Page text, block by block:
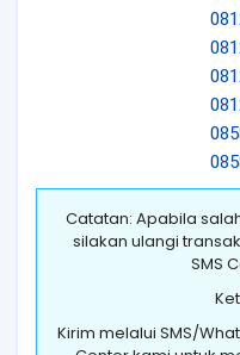
Catatan: Apabila
silakan ulangi
SMS
Kirim melalui SMS/